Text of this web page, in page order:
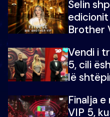
Selin
Brother
Vendi i
5, cili
lë
Finalja
VIP 5,